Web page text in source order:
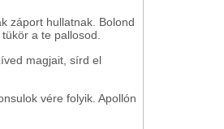
záport hullatnak. Bolond
a te pallosod.
magjait, sírd el
vére folyik. Apollón